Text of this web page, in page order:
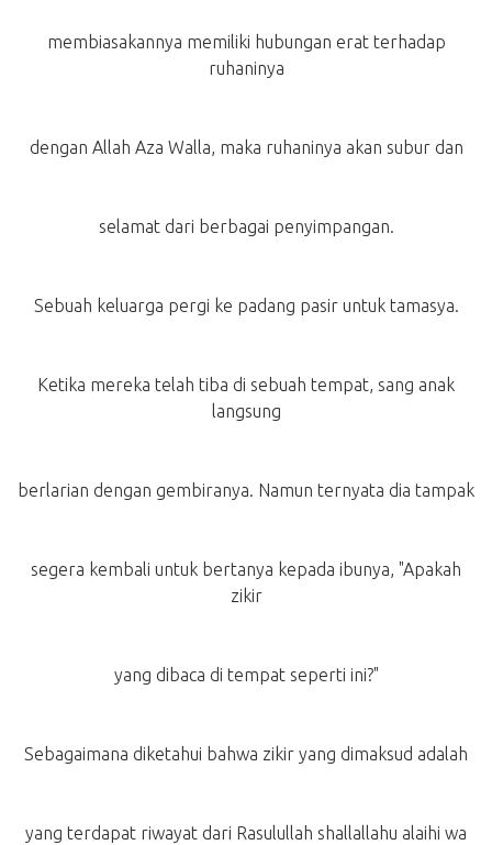
membiasakannya memiliki hubungan erat terhadap
ruhaninya
dengan Allah Aza Walla, maka ruhaninya akan subur dan
selamat dari berbagai penyimpangan.
Sebuah keluarga pergi ke padang pasir untuk tamasya.
Ketika mereka telah tiba di sebuah tempat, sang anak
langsung
berlarian dengan gembiranya. Namun ternyata dia tampak
segera kembali untuk bertanya kepada ibunya, "Apakah
zikir
yang dibaca di tempat seperti ini?"
Sebagaimana diketahui bahwa zikir yang dimaksud adalah
yang terdapat riwayat dari Rasulullah shallallahu alaihi wa